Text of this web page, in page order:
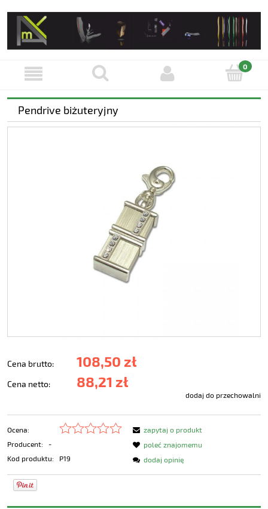
Pendrive biżuteryjny
Cena brutto: 108,50 zł
Cena netto: 88,21 zł
dodaj do przechowalni
Ocena:
Producent:
-
Kod produktu:
P19
zapytaj o produkt
poleć znajomemu
dodaj opinię